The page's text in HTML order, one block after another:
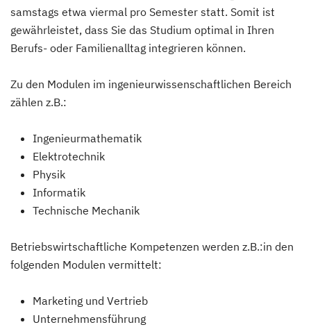
samstags etwa viermal pro Semester statt. Somit ist
gewährleistet, dass Sie das Studium optimal in Ihren
Berufs- oder Familienalltag integrieren können.
Zu den Modulen im ingenieurwissenschaftlichen Bereich
zählen z.B.:
Ingenieurmathematik
Elektrotechnik
Physik
Informatik
Technische Mechanik
Betriebswirtschaftliche Kompetenzen werden z.B.:in den
folgenden Modulen vermittelt:
Marketing und Vertrieb
Unternehmensführung